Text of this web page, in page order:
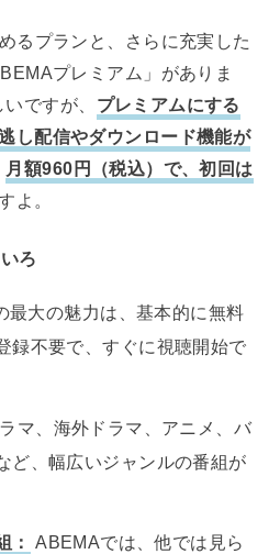
るプランと、さらに充実した
プレミアム」がありま
ですが、 プレミアムにする
し配信やダウンロード機能が
月額960円（税込）で、初回は
よ。
ろ
最大の魅力は、基本的に無料
録不要で、すぐに視聴開始で
マ、海外ドラマ、アニメ、バ
ど、幅広いジャンルの番組が
：
ABEMAでは、他では見ら